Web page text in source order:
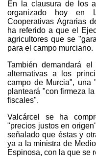
En la clausura de los
organizado hoy en
Cooperativas Agrarias
ha referido a que el
agricultores que se
para el campo murciano.
También demandará
alternativas a los
campo de Murcia", una
planteará "con firmeza
fiscales".
Valcárcel se ha
"precios justos en
señalado que éstas y
ya a la ministra de
Espinosa, con la que se